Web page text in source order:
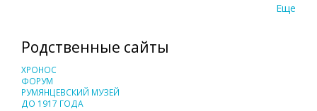
Еще
Родственные сайты
ХРОНОС
ФОРУМ
РУМЯНЦЕВСКИЙ МУЗЕЙ
ДО 1917 ГОДА